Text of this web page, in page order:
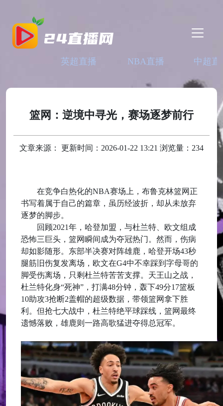
英超直播 NBA直播 中超直
篮网：逆境中寻光，赛场逐梦前行
文章来源： 更新时间：2026-01-22 13:21 浏览量：234
在竞争白热化的NBA赛场上，布鲁克林篮网正
书写着属于自己的篇章，虽历经波折，却从未放弃
逐梦的脚步。
回顾2021年，哈登加盟，与杜兰特、欧文组成
恐怖三巨头，篮网瞬间成为夺冠热门。然而，伤病
却如影随形。东部半决赛对阵雄鹿，哈登开场43秒
腿筋旧伤复发离场，欧文在G4中不幸踩到字母哥的
脚受伤离场，只剩杜兰特苦苦支撑。天王山之战，
杜兰特化身“死神”，打满48分钟，轰下49分17篮板
10助攻3抢断2盖帽的超级数据，带领篮网拿下胜
利。但抢七大战中，杜兰特绝平球踩线，篮网最终
遗憾落败，雄鹿则一路高歌猛进夺得总冠军。